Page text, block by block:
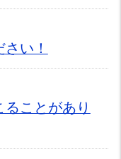
い！
ことがあり